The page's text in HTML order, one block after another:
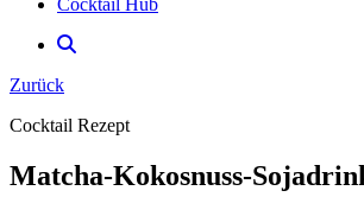
Cocktail Hub
Zurück
Cocktail Rezept
Matcha-Kokosnuss-